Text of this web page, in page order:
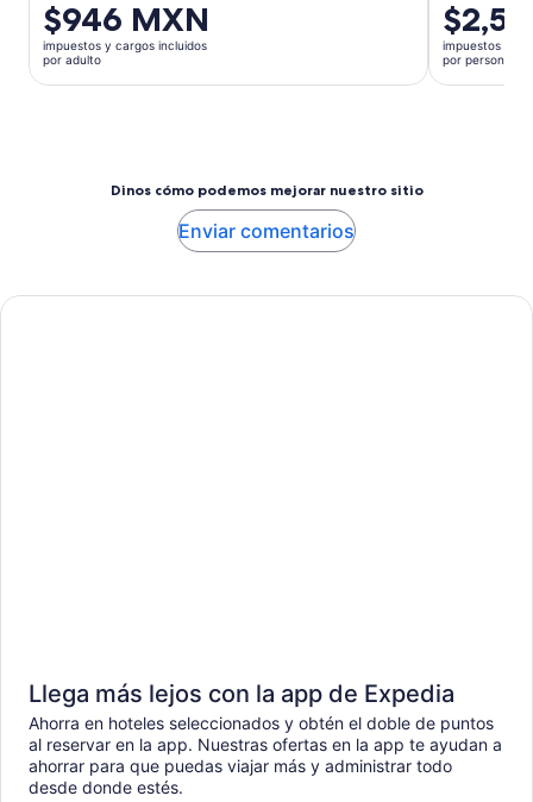
precio
anterior
era
$1,183 MXN
$946 MXN
impuestos y cargos incluidos
por adulto
El
precio
es
de
impuestos y
por persona
Dinos cómo podemos mejorar nuestro sitio
Enviar comentarios
Llega más lejos con la app de Expedia
Ahorra en hoteles seleccionados y obtén el doble de puntos
al reservar en la app. Nuestras ofertas en la app te ayudan a
ahorrar para que puedas viajar más y administrar todo
desde donde estés.